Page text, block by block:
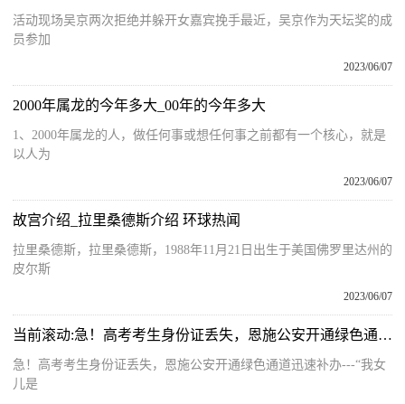
活动现场吴京两次拒绝并躲开女嘉宾挽手最近，吴京作为天坛奖的成
员参加
2023/06/07
2000年属龙的今年多大_00年的今年多大
1、2000年属龙的人，做任何事或想任何事之前都有一个核心，就是
以人为
2023/06/07
故宫介绍_拉里桑德斯介绍 环球热闻
拉里桑德斯，拉里桑德斯，1988年11月21日出生于美国佛罗里达州的
皮尔斯
2023/06/07
当前滚动:急！高考考生身份证丢失，恩施公安开通绿色通道迅速补办
急！高考考生身份证丢失，恩施公安开通绿色通道迅速补办---“我女
儿是